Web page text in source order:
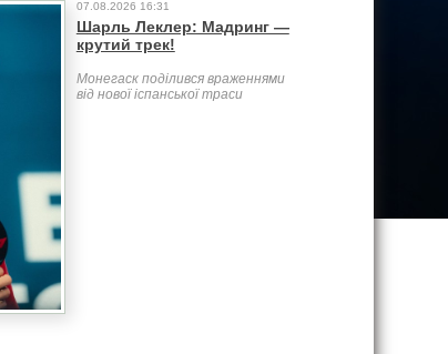
07.08.2026 16:31
Шарль Леклер: Мадринг —
крутий трек!
Монегаск поділився враженнями
від нової іспанської траси